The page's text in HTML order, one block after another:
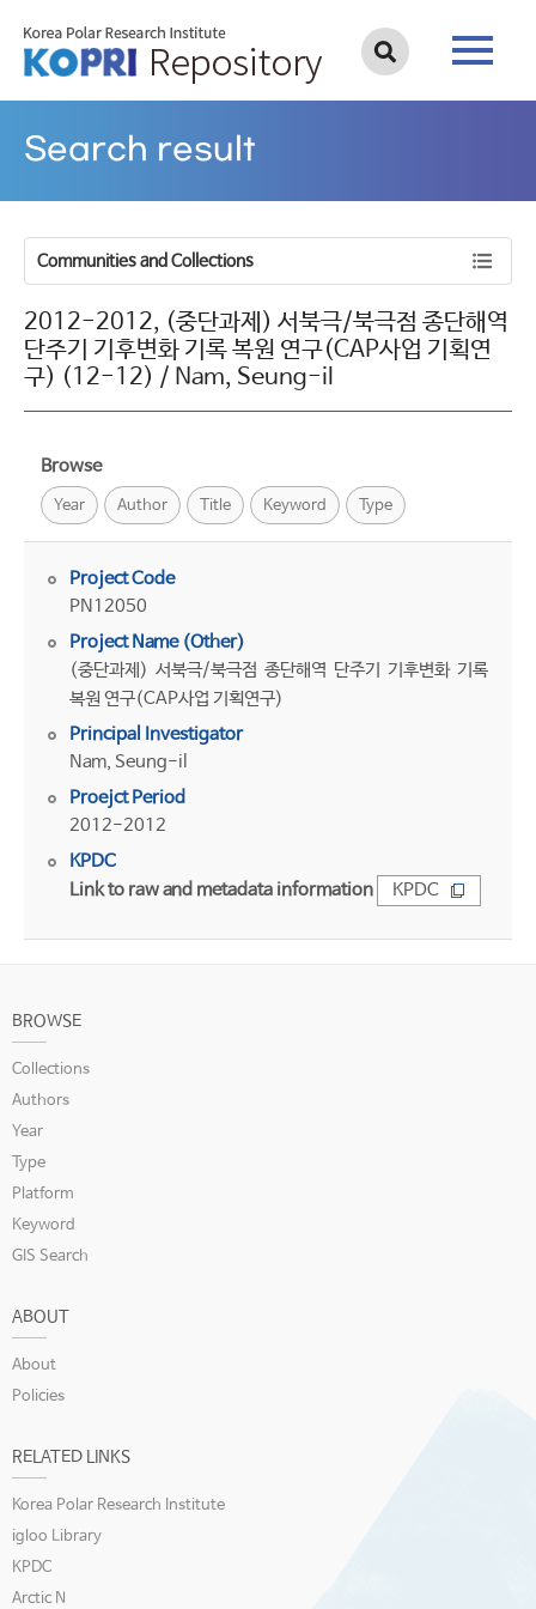
Search result
Communities and Collections
2012-2012, (중단과제) 서북극/북극점 종단해역
단주기 기후변화 기록 복원 연구(CAP사업 기획연
구) (12-12) / Nam, Seung-il
Browse
Year Author Title Keyword Type
Project Code
PN12050
Project Name (Other)
(중단과제) 서북극/북극점 종단해역 단주기 기후변화 기록
복원 연구(CAP사업 기획연구)
Principal Investigator
Nam, Seung-il
Proejct Period
2012-2012
KPDC
Link to raw and metadata information
KPDC
BROWSE
Collections
Authors
Year
Type
Platform
Keyword
GIS Search
ABOUT
About
Policies
RELATED LINKS
Korea Polar Research Institute
igloo Library
KPDC
Arctic N